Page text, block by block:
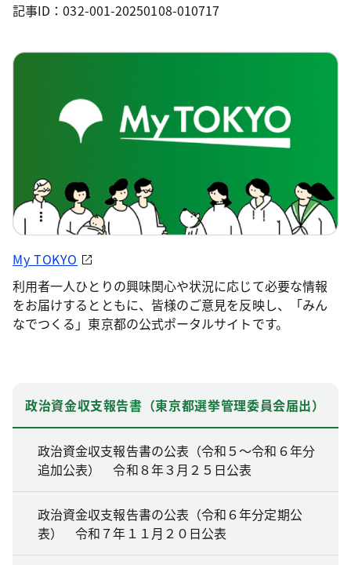
記事ID：032-001-20250108-010717
My TOKYO
利用者一人ひとりの興味関心や状況に応じて必要な情報
をお届けするとともに、皆様のご意見を反映し、「みん
なでつくる」東京都の公式ポータルサイトです。
政治資金収支報告書（東京都選挙管理委員会届出）
政治資金収支報告書の公表（令和５～令和６年分
追加公表） 令和８年３月２５日公表
政治資金収支報告書の公表（令和６年分定期公
表） 令和７年１１月２０日公表